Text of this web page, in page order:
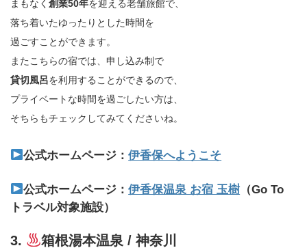
まもなく 創業50年を迎える老舗旅館で、
落ち着いたゆったりとした時間を
過ごすことができます。
またこちらの宿では、申し込み制で
貸切風呂を利用することができるので、
プライベートな時間を過ごしたい方は、
そちらもチェックしてみてくださいね。
公式ホームページ：伊香保へようこそ
公式ホームページ：伊香保温泉 お宿 玉樹 （Go To
トラベル対象施設）
3. 箱根湯本温泉 / 神奈川